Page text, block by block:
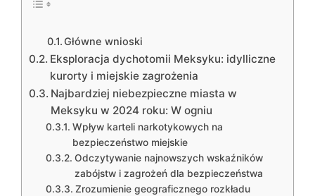
Główne wnioski
Eksploracja dychotomii Meksyku: idylliczne
kurorty i miejskie zagrożenia
Najbardziej niebezpieczne miasta w
Meksyku w 2024 roku: W ogniu
Wpływ karteli narkotykowych na
bezpieczeństwo miejskie
Odczytywanie najnowszych wskaźników
zabójstw i zagrożeń dla bezpieczeństwa
Zrozumienie geograficznego rozkładu